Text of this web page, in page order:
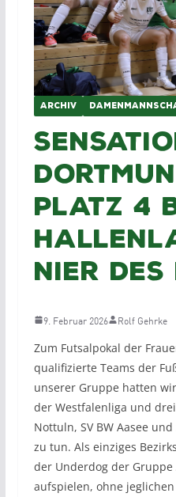
ARCHIV
Platz 4
nier des
9. Februar 2026 Rolf Gehrke
Zum Futsalpokal der
qualifizierte Teams der
unserer Gruppe hatten
der Westfalenliga und
Nottuln, SV BW Aasee
zu tun. Als einziges
der Underdog der
aufspielen, ohne